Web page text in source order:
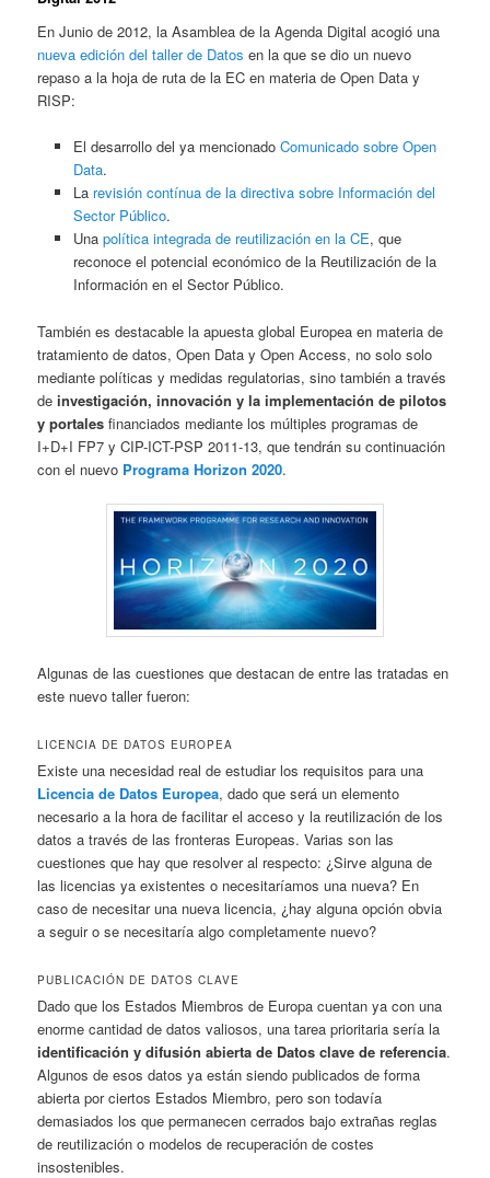
En Junio de 2012, la Asamblea de la Agenda Digital acogió una
nueva edición del taller de Datos en la que se dio un nuevo
repaso a la hoja de ruta de la EC en materia de Open Data y
RISP:
El desarrollo del ya mencionado Comunicado sobre Open
Data.
La revisión contínua de la directiva sobre Información del
Sector Público.
Una política integrada de reutilización en la CE, que
reconoce el potencial económico de la Reutilización de la
Información en el Sector Público.
También es destacable la apuesta global Europea en materia de
tratamiento de datos, Open Data y Open Access, no solo solo
mediante políticas y medidas regulatorias, sino también a través
deinvestigación, innovación y la implementación de pilotos
y portalesfinanciados mediante los múltiples programas de
I+D+I FP7 y CIP-ICT-PSP 2011-13, que tendrán su continuación
con el nuevo Programa Horizon 2020.
Algunas de las cuestiones que destacan de entre las tratadas en
este nuevo taller fueron:
LICENCIA DE DATOS EUROPEA
Existe una necesidad real de estudiar los requisitos para una
Licencia de Datos Europea, dado que será un elemento
necesario a la hora de facilitar el acceso y la reutilización de los
datos a través de las fronteras Europeas. Varias son las
cuestiones que hay que resolver al respecto: ¿Sirve alguna de
las licencias ya existentes o necesitaríamos una nueva? En
caso de necesitar una nueva licencia, ¿hay alguna opción obvia
a seguir o se necesitaría algo completamente nuevo?
PUBLICACIÓN DE DATOS CLAVE
Dado que los Estados Miembros de Europa cuentan ya con una
enorme cantidad de datos valiosos, una tarea prioritaria sería la
identificación y difusión abierta de Datos clave de referencia.
Algunos de esos datos ya están siendo publicados de forma
abierta por ciertos Estados Miembro, pero son todavía
demasiados los que permanecen cerrados bajo extrañas reglas
de reutilización o modelos de recuperación de costes
insostenibles.